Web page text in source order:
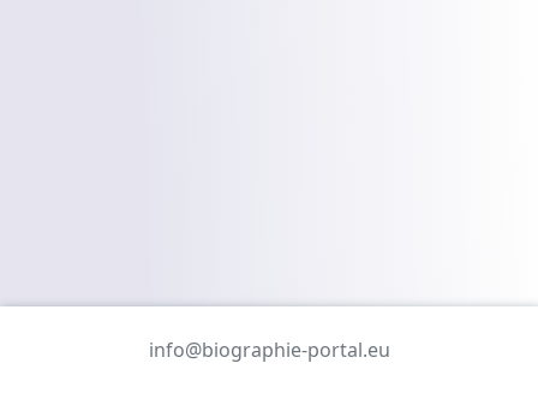
info@biographie-portal.eu